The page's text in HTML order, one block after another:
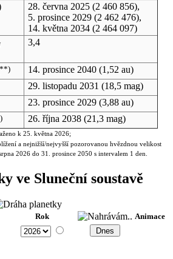
28. června 2025(2 460 856),
5. prosince 2029(2 462 476),
14. května 2034(2 464 097)
3,4
**) 14. prosince 2040(1,52 au)
29. listopadu 2031 (18,5 mag)
23. prosince 2029(3,88 au)
26. října 2038(21,3 mag)
k 25. května 2026;
a nejnižší/nejvyšší pozorovanou hvězdnou velikost
2026 do 31. prosince 2050 s intervalem 1 den.
ve Sluneční soustavě
Rok Animace